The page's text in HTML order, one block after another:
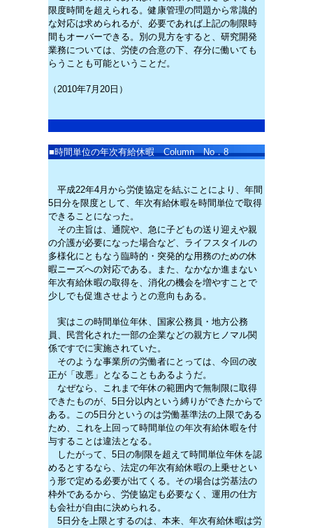
限度時間を超えられる。健康管理の問題から常識的
な対応は求められるが、必要であれば上記の制限時
間もオーバーできる。別の見方をすると、研究開発
業務については、労使の合意の下、存分に働いても
らうことも可能ということだ。
（2010年7月20日）
■時間単位の年次有給休暇 Column No．8
平成22年4月から労使協定を結ぶことにより、年間
5日分を限度として、年次有給休暇を時間単位で取得
できることになった。
その主旨は、通院や、急に子どもの送り迎えや親
の介護が必要になった場合など、ライフスタイルの
多様化にともなう臨時的・突発的な用務のための休
暇ニーズへの対応である。また、なかなか進まない
年次有給休暇の取得を、消化の機会を増やすことで
少しでも促進させようとの意向もある。
実はこの時間単位年休、国家公務員・地方公務
員、民営化された一部の企業などの親方ヒノマル関
係ですでに実施されていた。
そのような事業所の労働者にとっては、今回の改
正が「改悪」となることもあるようだ。
なぜなら、これまで年休の範囲内で無制限に取得
できたものが、5日分以内という縛りができたからで
ある。この5日分というのは労働基準法の上限である
ため、これを上回って時間単位の年次有給休暇を付
与することは違法となる。
したがって、5日の制限を超えて時間単位年休を認
めるとするなら、法定の年次有給休暇の上乗せとい
う形で定める必要が出てくる。その場合は労基法の
枠外であるから、労使協定も必要なく、運用の仕方
も会社が自由に決められる。
5日分を上限とするのは、本来、年次有給休暇は労